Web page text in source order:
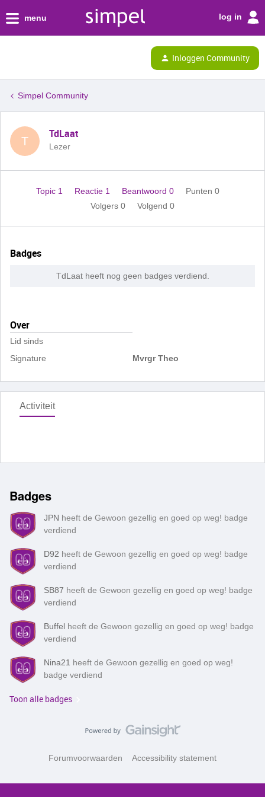
menu log in
Inloggen Community
Simpel Community
T
TdLaat
Lezer
Topic 1 Reactie 1 Beantwoord 0
Punten 0
Volgers 0 Volgend 0
Badges
TdLaat heeft nog geen badges verdiend.
Over
Lid sinds
Signature
Mvrgr Theo
Activiteit
Badges
JPN heeft de Gewoon gezellig en goed op weg! badge
verdiend
D92 heeft de Gewoon gezellig en goed op weg! badge
verdiend
SB87 heeft de Gewoon gezellig en goed op weg! badge
verdiend
Buffel heeft de Gewoon gezellig en goed op weg! badge
verdiend
Nina21 heeft de Gewoon gezellig en goed op weg!
badge verdiend
Toon alle badges
Forumvoorwaarden Accessibility statement